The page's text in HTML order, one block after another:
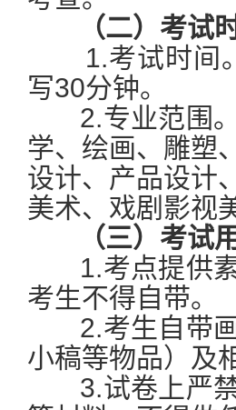
（二）考试
1.考试时间。
写30分钟。
2.专业范围。
学、绘画、雕塑
设计、产品设计
美术、戏剧影视
（三）考试
1.考点提供素
考生不得自带。
2.考生自带画
小稿等物品）及
3.试卷上严禁